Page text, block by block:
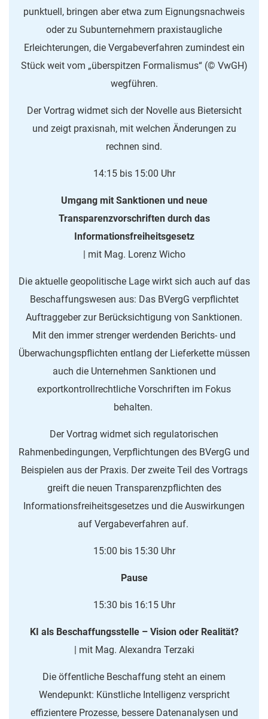
punktuell, bringen aber etwa zum Eignungsnachweis
oder zu Subunternehmern praxistaugliche
Erleichterungen, die Vergabeverfahren zumindest ein
Stück weit vom „überspitzen Formalismus“ (© VwGH)
wegführen.
Der Vortrag widmet sich der Novelle aus Bietersicht
und zeigt praxisnah, mit welchen Änderungen zu
rechnen sind.
14:15 bis 15:00 Uhr
Umgang mit Sanktionen und neue
Transparenzvorschriften durch das
Informationsfreiheitsgesetz
| mit Mag. Lorenz Wicho
Die aktuelle geopolitische Lage wirkt sich auch auf das
Beschaffungswesen aus: Das BVergG verpflichtet
Auftraggeber zur Berücksichtigung von Sanktionen.
Mit den immer strenger werdenden Berichts- und
Überwachungspflichten entlang der Lieferkette müssen
auch die Unternehmen Sanktionen und
exportkontrollrechtliche Vorschriften im Fokus
behalten.
Der Vortrag widmet sich regulatorischen
Rahmenbedingungen, Verpflichtungen des BVergG und
Beispielen aus der Praxis. Der zweite Teil des Vortrags
greift die neuen Transparenzpflichten des
Informationsfreiheitsgesetzes und die Auswirkungen
auf Vergabeverfahren auf.
15:00 bis 15:30 Uhr
Pause
15:30 bis 16:15 Uhr
KI als Beschaffungsstelle – Vision oder Realität?
| mit Mag. Alexandra Terzaki
Die öffentliche Beschaffung steht an einem
Wendepunkt: Künstliche Intelligenz verspricht
effizientere Prozesse, bessere Datenanalysen und